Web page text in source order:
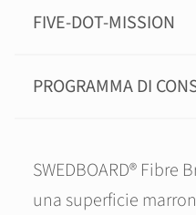
FIVE-DOT-MISSION
PROGRAMMA DI
SWEDBOARD® Fibre
una superficie